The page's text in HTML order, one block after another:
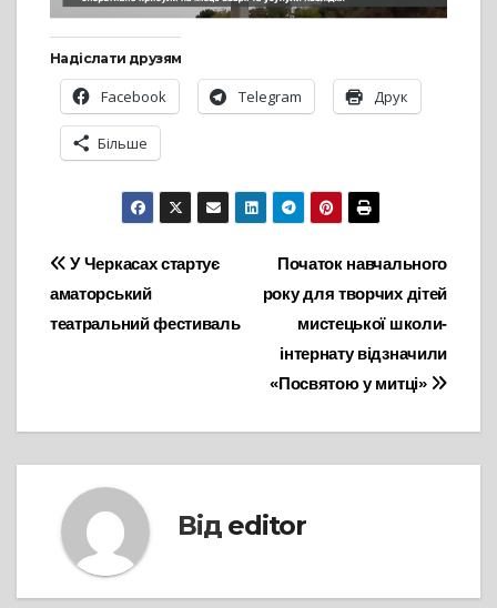
Надіслати друзям
Facebook Telegram Друк
Більше
Навігація
записів
Початок навчального
року для творчих дітей
мистецької школи-
інтернату відзначили
«Посвятою у митці»
У Черкасах стартує
аматорський
театральний фестиваль
Від editor